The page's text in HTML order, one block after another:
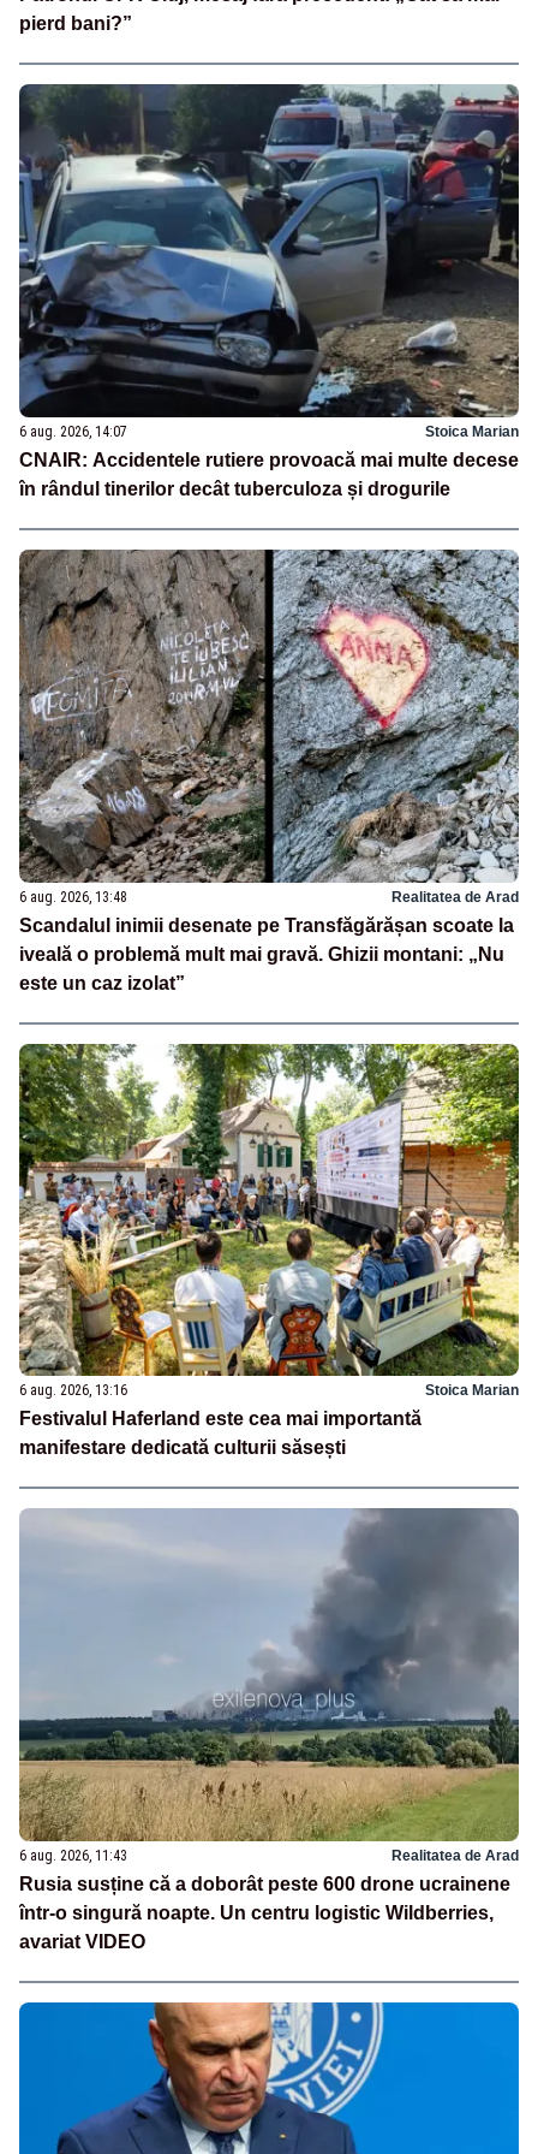
pierd bani?”
6 aug. 2026, 14:07 Stoica Marian
CNAIR: Accidentele rutiere provoacă mai multe decese
în rândul tinerilor decât tuberculoza și drogurile
6 aug. 2026, 13:48 Realitatea de Arad
Scandalul inimii desenate pe Transfăgărășan scoate la
iveală o problemă mult mai gravă. Ghizii montani: „Nu
este un caz izolat”
6 aug. 2026, 13:16 Stoica Marian
Festivalul Haferland este cea mai importantă
manifestare dedicată culturii săsești
6 aug. 2026, 11:43 Realitatea de Arad
Rusia susține că a doborât peste 600 drone ucrainene
într-o singură noapte. Un centru logistic Wildberries,
avariat VIDEO